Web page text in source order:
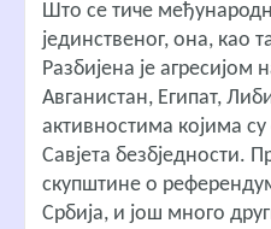
Што се тиче
јединственог, она, као
Разбијена је агресијом
Авганистан, Египат,
активностима којима
Савјета безбједности.
скупштине о
Србија, и још много